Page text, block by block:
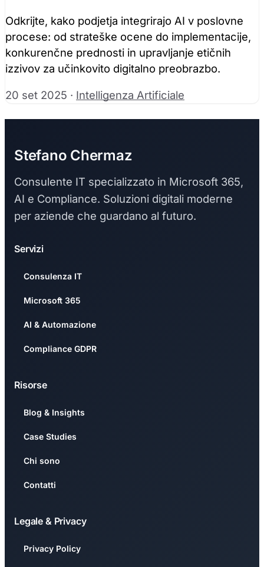
Odkrijte, kako podjetja integrirajo AI v poslovne
procese: od strateške ocene do implementacije,
konkurenčne prednosti in upravljanje etičnih
izzivov za učinkovito digitalno preobrazbo.
20 set 2025 · Intelligenza Artificiale
Stefano Chermaz
Consulente IT specializzato in Microsoft 365,
AI e Compliance. Soluzioni digitali moderne
per aziende che guardano al futuro.
Servizi
Consulenza IT
Microsoft 365
AI & Automazione
Compliance GDPR
Risorse
Blog & Insights
Case Studies
Chi sono
Contatti
Legale & Privacy
Privacy Policy